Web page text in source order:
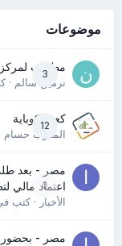
موضوعات
3
مطلوب
نرمين سالم·
12
كعب كوباية
المدرب حسام
0
مصر - بعد طلب
اعتماد مالي
الأخبار· كتب
مصر - بحضور